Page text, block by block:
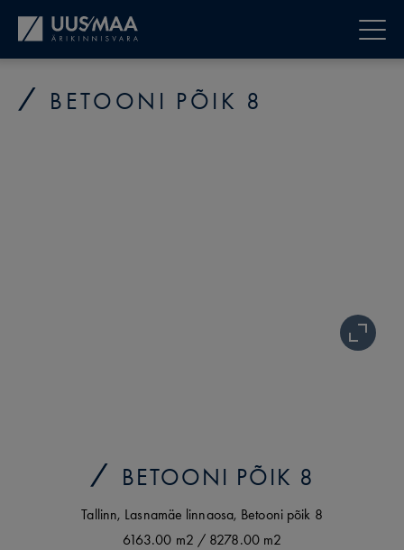
BETOONI PÕIK 8
BETOONI PÕIK 8
Tallinn, Lasnamäe linnaosa, Betooni põik 8
6163.00 m2 / 8278.00 m2